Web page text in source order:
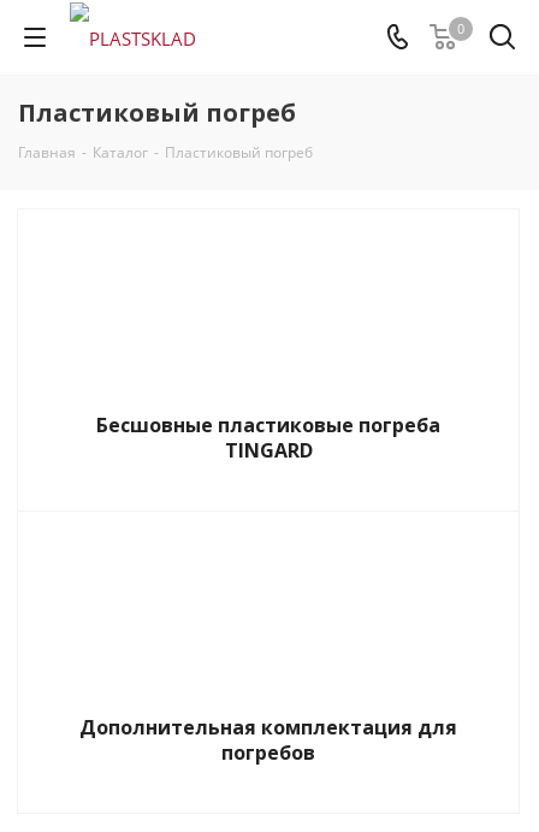
0
Пластиковый погреб
Главная - Каталог - Пластиковый погреб
Бесшовные пластиковые погреба
TINGARD
Дополнительная комплектация для
погребов